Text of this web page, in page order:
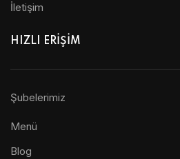
İletişim
HIZLI ERİŞİM
Şubelerimiz
Menü
Blog